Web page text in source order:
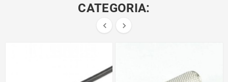
CATEGORIA:
 